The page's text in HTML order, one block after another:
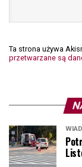
Ta strona używa
przetwarzane są